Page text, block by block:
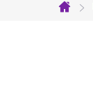
Domů